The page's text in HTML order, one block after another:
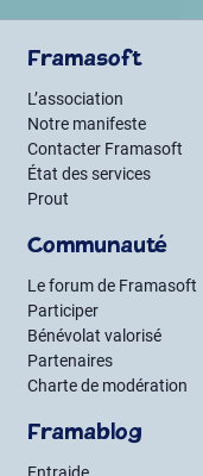
Framasoft
L’association
Notre manifeste
Contacter Framasoft
État des services
Prout
Communauté
Le forum de Framasoft
Participer
Bénévolat valorisé
Partenaires
Charte de modération
Framablog